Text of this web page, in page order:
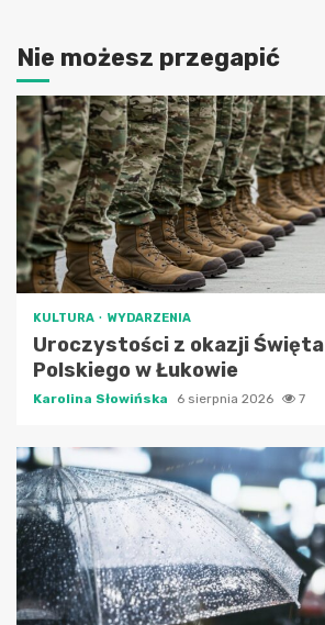
Nie możesz przegapić
KULTURA WYDARZENIA
Uroczystości z okazji Święta
Polskiego w Łukowie
Karolina Słowińska 6 sierpnia 2026 7